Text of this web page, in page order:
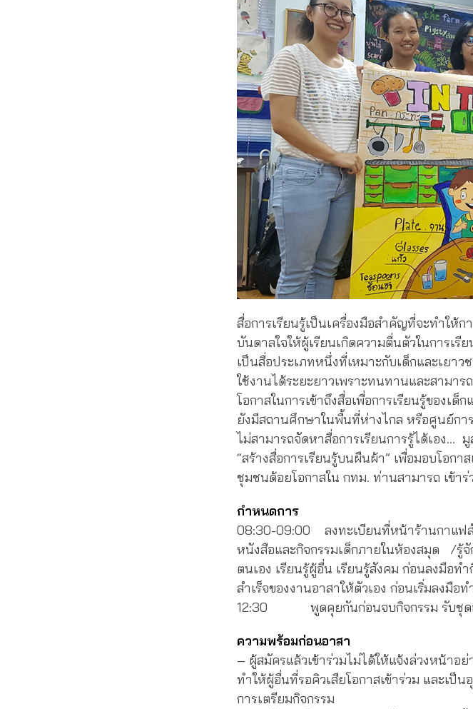
สื่อการเรียนรู้เป็นเครื่องมือสำคัญที่จะทำให้ก
บันดาลใจให้ผู้เรียนเกิดความตื่นตัวในการเ
เป็นสื่อประเภทหนึ่งที่เหมาะกับเด็กและเยา
ใช้งานได้ระยะยาวเพราะทนทานและสามา
โอกาสในการเข้าถึงสื่อเพื่อการเรียนรู้ของเ
ยังมีสถานศึกษาในพื้นที่ห่างไกล หรือศูนย์กา
ไม่สามารถจัดหาสื่อการเรียนการรู้ได้เอง…
“สร้างสื่อการเรียนรู้บนผืนผ้า” เพื่อมอบโอก
ชุมชนด้อยโอกาสใน กทม. ท่านสามารถ เข้า
กำหนดการ
08:30-09:00 ลงทะเบียนที่หน้าร้านกาแฟ
หนังสือและกิจกรรมเด็กภายในห้องสมุด /รู้
ตนเอง เรียนรู้ผู้อื่น เรียนรู้สังคม ก่อนลงมือท
สำเร็จของงานอาสาให้ตัวเอง ก่อนเริ่มลงมือ
12:30 พูดคุยกันก่อนจบกิจกรรม รับชุดอ
ความพร้อมก่อนอาสา
– ผู้สมัครแล้วเข้าร่วมไม่ได้ให้แจ้งล่วงหน้าอ
ทำให้ผู้อื่นที่รอคิวเสียโอกาสเข้าร่วม และเป็
การเตรียมกิจกรรม